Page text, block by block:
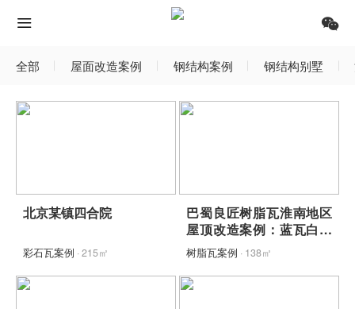
全部 屋面改造案例 钢结构案例 钢结构别墅
北京某镇四合院
彩石瓦案例 · 215㎡
巴蜀良匠树脂瓦淮南地区
屋顶改造案例：蓝瓦白墙
映青山，包工包料省心焕
新
树脂瓦案例 · 138㎡